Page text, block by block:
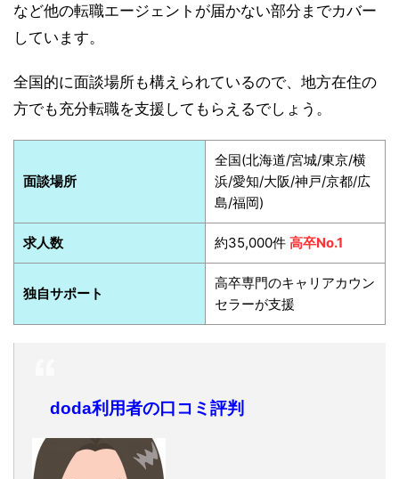
など他の転職エージェントが届かない部分までカバー
しています。
全国的に面談場所も構えられているので、地方在住の
方でも充分転職を支援してもらえるでしょう。
面談場所
全国(北海道/宮城/東京/横
浜/愛知/大阪/神戸/京都/広
島/福岡)
求人数 約35,000件 高卒No.1
独自サポート
高卒専門のキャリアカウン
セラーが支援
doda利用者の口コミ評判